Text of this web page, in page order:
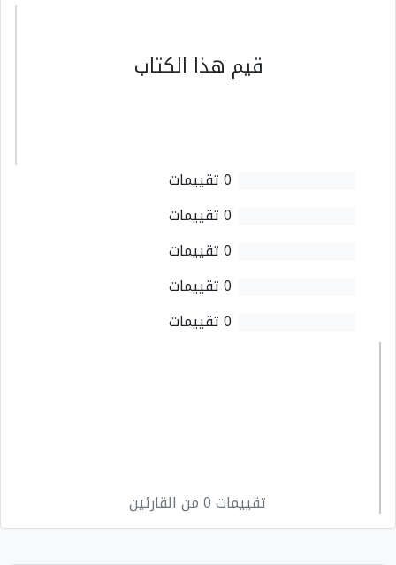
قيم هذا الكتاب
0 تقييمات
0 تقييمات
0 تقييمات
0 تقييمات
0 تقييمات
تقييمات 0 من القارئين